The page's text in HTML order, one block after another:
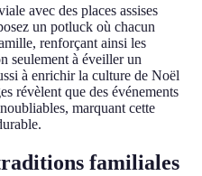
avec des places assises
un potluck où chacun
renforçant ainsi les
seulement à éveiller un
à enrichir la culture de Noël
révèlent que des événements
marquant cette
familiales